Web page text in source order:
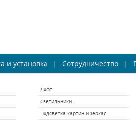
Pajaritos
1750-1W
наличии 10 шт.
Бра
1751-
В
и установка Сотрудничество
Лофт
Светильники
Подсветка картин и зеркал